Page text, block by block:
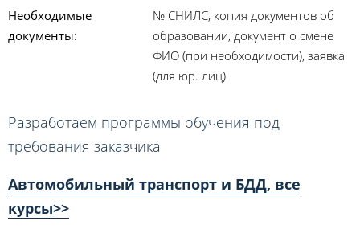
Необходимые
документы:
№ СНИЛС, копия документов об
образовании, документ о смене
ФИО (при необходимости), заявка
(для юр. лиц)
Разработаем программы обучения под
требования заказчика
Автомобильный транспорт и БДД, все
курсы>>